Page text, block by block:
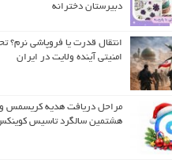
دبیرستان دخترانه
انتقال قدرت یا فروپاشی نرم؟
امنیتی آینده ولایت در ایران
مراحل دریافت هدیه کریسمس و
هشتمین سالگرد تاسیس